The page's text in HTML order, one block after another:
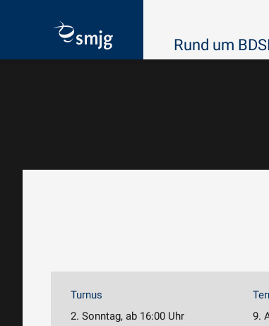
Rund um
Turnus
2. Sonntag, ab 16:00 Uhr
9.